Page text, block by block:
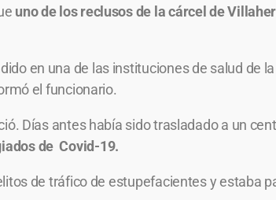
uno de los reclusos de la cárcel de
en una de las instituciones de salud de
el funcionario.
Días antes había sido trasladado a un
de Covid-19.
de tráfico de estupefacientes y estaba